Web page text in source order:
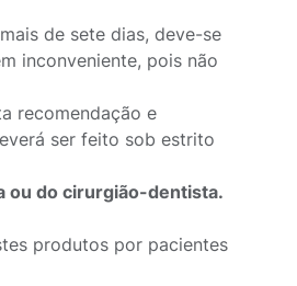
de sete dias, deve-se
inconveniente, pois não
recomendação e
ser feito sob estrito
ou do cirurgião-dentista.
produtos por pacientes